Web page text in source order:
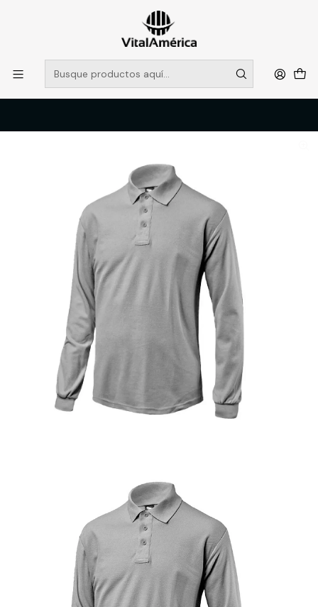
POR SISTEMA FRONTAL SOLO RETIROS EN TIENDA, DESDE
MUCHAS GRACIAS +569 5956 2237
Leer más
Catálogo
VESTIMENTA TECNICA Y CORPORATIVA
POLERAS Y CAMISAS
POLERA MANGA LARGA PIQUE BLACK BULL GRIS T/XL